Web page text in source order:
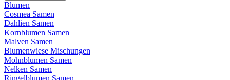
Blumen
Cosmea Samen
Dahlien Samen
Kornblumen Samen
Malven Samen
Blumenwiese Mischungen
Mohnblumen Samen
Nelken Samen
Ringelblumen Samen